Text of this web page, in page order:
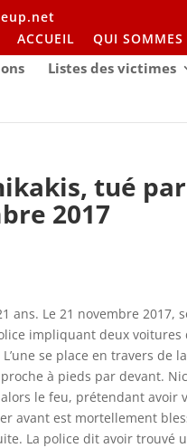
ACCUEIL
QUI SOMMES
Listes des victimes
tué
2017
ans. Le 21 novembre
impliquant deux
se place en travers
à pieds par devant.
le feu, prétendant avoir
avant est mortellement
La police dit avoir trouvé